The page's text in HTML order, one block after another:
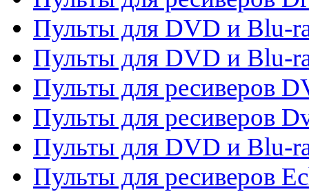
Пульты для DVD и Blu-
Пульты для DVD и Blu-
Пульты для ресиверов
Пульты для ресиверов
Пульты для DVD и Blu-
Пульты для ресиверов